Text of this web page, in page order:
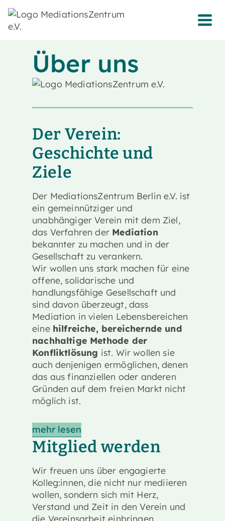
Zum
Inhalt
springen
Über uns
Der Verein:
Geschichte und
Ziele
Der MediationsZentrum Berlin e.V. ist
ein gemeinnütziger und
unabhängiger Verein mit dem Ziel,
das Verfahren der Mediation
bekannter zu machen und in der
Gesellschaft zu verankern.
Wir wollen uns stark machen für eine
offene, solidarische und
handlungsfähige Gesellschaft und
sind davon überzeugt, dass
Mediation in vielen Lebensbereichen
eine hilfreiche, bereichernde und
nachhaltige Methode der
Konfliktlösung ist. Wir wollen sie
auch denjenigen ermöglichen, denen
das aus finanziellen oder anderen
Gründen auf dem freien Markt nicht
möglich ist.
mehr lesen
Mitglied werden
Wir freuen uns über engagierte
Kolleg:innen, die nicht nur mediieren
wollen, sondern sich mit Herz,
Verstand und Zeit in den Verein und
die Vereinsarbeit einbringen.